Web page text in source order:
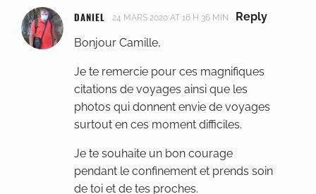
DANIEL 24 MARS 2020 AT 16 H 36 MIN
Reply
Bonjour Camille,
Je te remercie pour ces magnifiques
citations de voyages ainsi que les
photos qui donnent envie de voyages
surtout en ces moment difficiles.
Je te souhaite un bon courage
pendant le confinement et prends soin
de toi et de tes proches.